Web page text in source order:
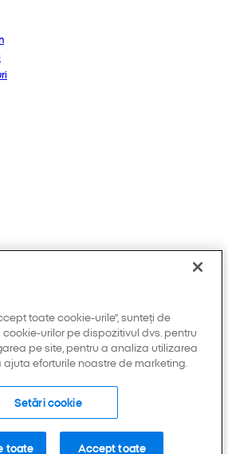
drepturile rezervate.
toate cookie-urile”, sunteți de
urilor pe dispozitivul dvs. pentru
pe site, pentru a analiza utilizarea
eforturile noastre de marketing.
Setări cookie
toate Accept toate